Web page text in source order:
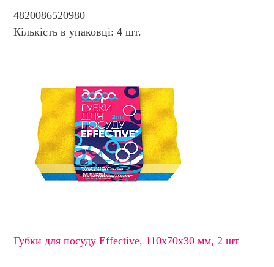
4820086520980
Кількість в упаковці: 4 шт.
Губки для посуду Effective, 110х70х30 мм, 2 шт